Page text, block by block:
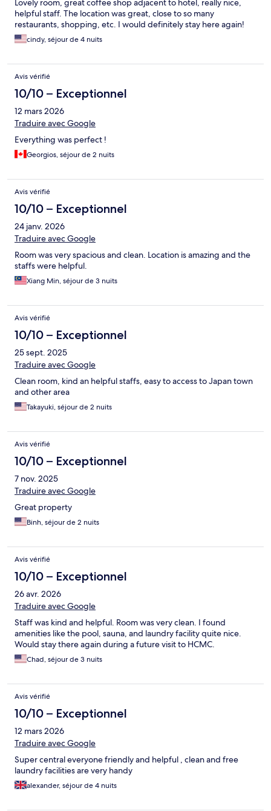
Lovely room, great coffee shop adjacent to hotel, really nice,
helpful staff. The location was great, close to so many
restaurants, shopping, etc. I would definitely stay here again!
cindy, séjour de 4 nuits
Avis vérifié
10/10 – Exceptionnel
12 mars 2026
Traduire avec Google
Everything was perfect !
Georgios, séjour de 2 nuits
Avis vérifié
10/10 – Exceptionnel
24 janv. 2026
Traduire avec Google
Room was very spacious and clean. Location is amazing and the
staffs were helpful.
Xiang Min, séjour de 3 nuits
Avis vérifié
10/10 – Exceptionnel
25 sept. 2025
Traduire avec Google
Clean room, kind an helpful staffs, easy to access to Japan town
and other area
Takayuki, séjour de 2 nuits
Avis vérifié
10/10 – Exceptionnel
7 nov. 2025
Traduire avec Google
Great property
Binh, séjour de 2 nuits
Avis vérifié
10/10 – Exceptionnel
26 avr. 2026
Traduire avec Google
Staff was kind and helpful. Room was very clean. I found
amenities like the pool, sauna, and laundry facility quite nice.
Would stay there again during a future visit to HCMC.
Chad, séjour de 3 nuits
Avis vérifié
10/10 – Exceptionnel
12 mars 2026
Traduire avec Google
Super central everyone friendly and helpful , clean and free
laundry facilities are very handy
alexander, séjour de 4 nuits